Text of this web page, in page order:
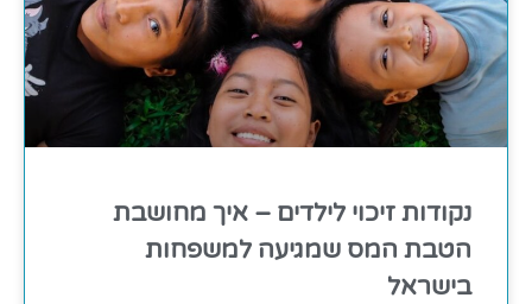
נקודות זיכוי לילדים – איך מחושבת
הטבת המס שמגיעה למשפחות
בישראל